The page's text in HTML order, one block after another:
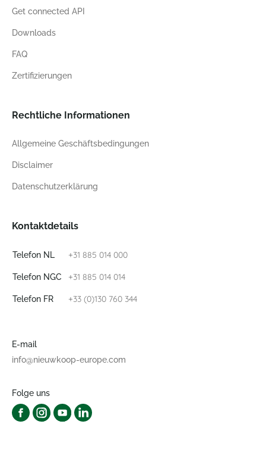
Get connected API
Downloads
FAQ
Zertifizierungen
Rechtliche Informationen
Allgemeine Geschäftsbedingungen
Disclaimer
Datenschutzerklärung
Kontaktdetails
Telefon NL +31 885 014 000
Telefon NGC +31 885 014 014
Telefon FR +33 (0)130 760 344
E-mail
info@nieuwkoop-europe.com
Folge uns